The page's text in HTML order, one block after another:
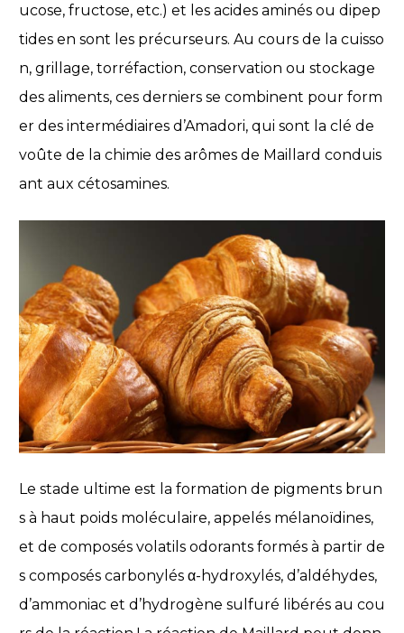
ucose, fructose, etc.) et les acides aminés ou dipep
tides en sont les précurseurs. Au cours de la cuisso
n, grillage, torréfaction, conservation ou stockage
des aliments, ces derniers se combinent pour form
er des intermédiaires d’Amadori, qui sont la clé de
voûte de la chimie des arômes de Maillard conduis
ant aux cétosamines.
Le stade ultime est la formation de pigments brun
s à haut poids moléculaire, appelés mélanoïdines,
et de composés volatils odorants formés à partir de
s composés carbonylés α-hydroxylés, d’aldéhydes,
d’ammoniac et d’hydrogène sulfuré libérés au cou